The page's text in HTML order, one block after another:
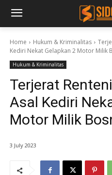
Home Hukum & Kriminalitas
Kediri Nekat Gelapkan 2 Motor Milik
Hukum & Kriminalitas
Terjerat
Asal Kediri
Motor Milik
3 July 2023